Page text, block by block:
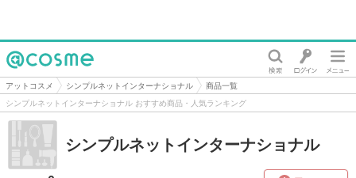
@cosme
アットコスメ シンプルネットインターナショナル
商品一覧
シンプルネットインターナショナル おすすめ商品・人気ランキング
シンプルネットインターナショナル